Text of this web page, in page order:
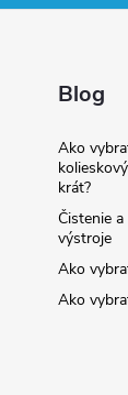
Blog
Ako
krát?
Čistenie
výstroje
Ako
Ako